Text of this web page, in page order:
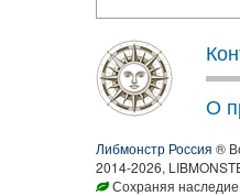
О
Либмонстр Россия ®
2014-2026,
Сохраняя